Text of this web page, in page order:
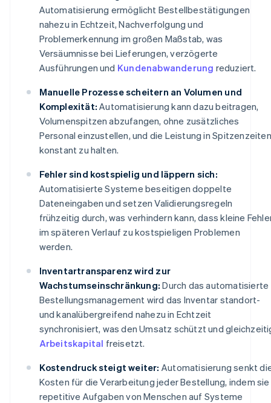
Automatisierung ermöglicht Bestellbestätigungen
nahezu in Echtzeit, Nachverfolgung und
Problemerkennung im großen Maßstab, was
Versäumnisse bei Lieferungen, verzögerte
Ausführungen und Kundenabwanderung reduziert.
Manuelle Prozesse scheitern an Volumen und
Komplexität: Automatisierung kann dazu beitragen,
Volumenspitzen abzufangen, ohne zusätzliches
Personal einzustellen, und die Leistung in Spitzenzeiten
konstant zu halten.
Fehler sind kostspielig und läppern sich:
Automatisierte Systeme beseitigen doppelte
Dateneingaben und setzen Validierungsregeln
frühzeitig durch, was verhindern kann, dass kleine
im späteren Verlauf zu kostspieligen Problemen
werden.
Inventartransparenz wird zur
Wachstumseinschränkung: Durch das automatisierte
Bestellungsmanagement wird das Inventar standort-
und kanalübergreifend nahezu in Echtzeit
synchronisiert, was den Umsatz schützt und
Arbeitskapital freisetzt.
Kostendruck steigt weiter: Automatisierung senkt
Kosten für die Verarbeitung jeder Bestellung, indem sie
repetitive Aufgaben von Menschen auf Systeme